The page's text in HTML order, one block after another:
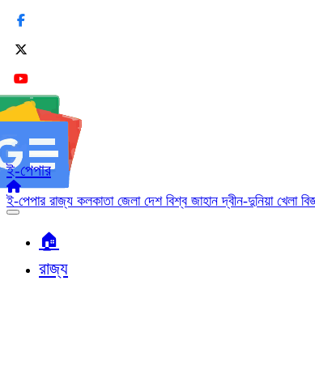
ই-পেপার
ই-পেপার রাজ্য কলকাতা জেলা দেশ বিশ্ব জাহানদ্বীন-দুনিয়া খেলা
🏠︎
রাজ্য